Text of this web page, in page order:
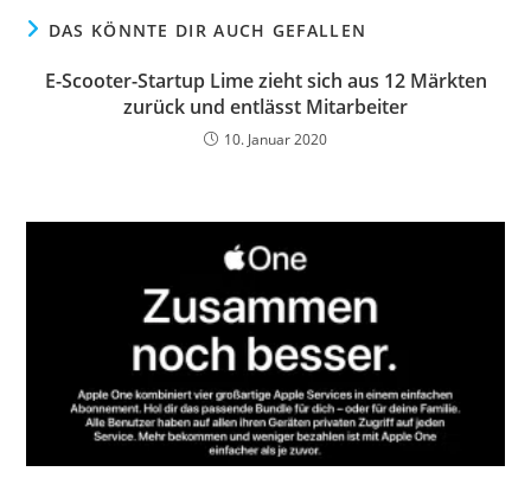
DAS KÖNNTE DIR AUCH GEFALLEN
E-Scooter-Startup Lime zieht sich aus 12 Märkten
zurück und entlässt Mitarbeiter
10. Januar 2020